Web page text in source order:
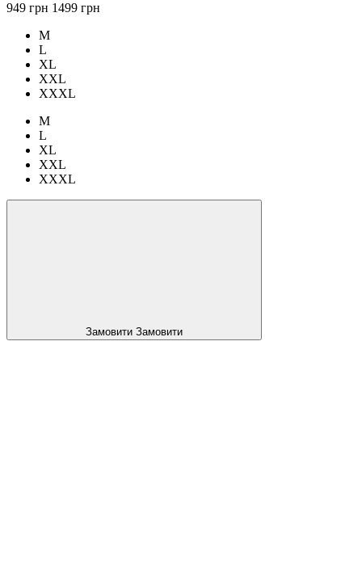
949 грн 1499 грн
M
L
XL
XXL
XXXL
M
L
XL
XXL
XXXL
Замовити Замовити